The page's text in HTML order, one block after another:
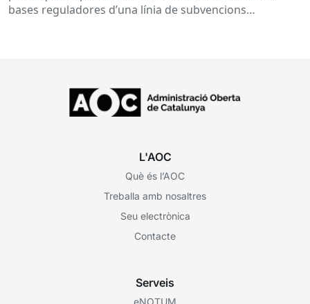
bases reguladores d’una línia de subvencions
L'AOC
Què és l’AOC
Treballa amb nosaltres
Seu electrònica
Contacte
Serveis
eNOTUM